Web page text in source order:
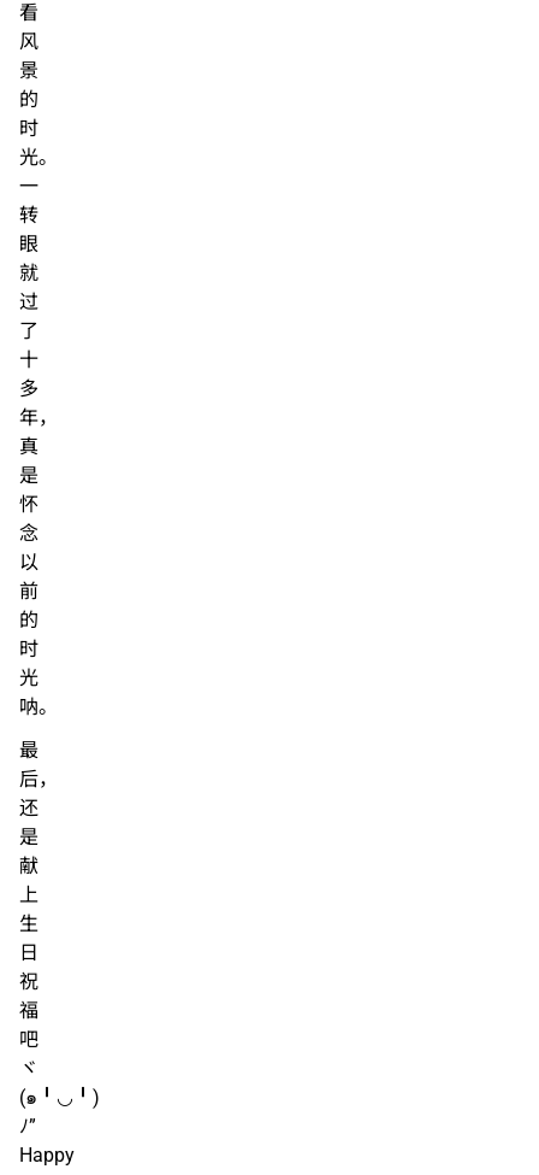
看
风
景
的
时
光。
一
转
眼
就
过
了
十
多
年，
真
是
怀
念
以
前
的
时
光
呐。
最
后，
还
是
献
上
生
日
祝
福
吧
ヾ
(๑╹◡╹)
ﾉ”
Happy